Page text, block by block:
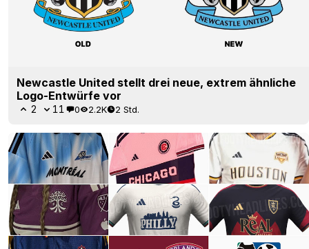
Newcastle United stellt drei neue, extrem ähnliche
Logo-Entwürfe vor
2 11 0 2.2K 2 Std.